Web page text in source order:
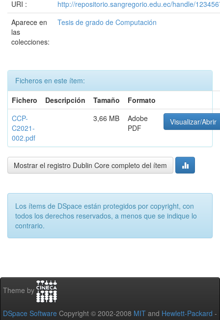
URI :
http://repositorio.sangregorio.edu.ec/handle/
Aparece en
las
colecciones:
Tesis de grado de Computación
Ficheros en este ítem:
Fichero
Descripción Tamaño
Formato
CCP-
C2021-
002.pdf
3,66 MB
Adobe
PDF
Visualizar/Abrir
Mostrar el registro Dublin Core completo del ítem
Los ítems de DSpace están protegidos por copyright, con
todos los derechos reservados, a menos que se indique lo
contrario.
Theme by
DSpace Software Copyright © 2002-2008 MIT and Hewlett-Packard -